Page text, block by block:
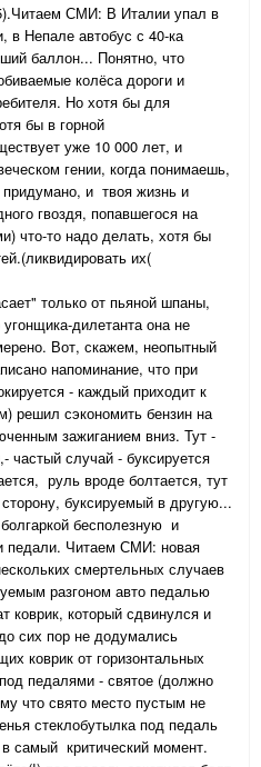
СМИ: В Италии упал в
в Непале автобус с 40-ка
баллон... Понятно, что
колёса дороги и
Но хотя бы для
бы в горной
уже 10 000 лет, и
гении, когда понимаешь,
и твоя жизнь и
гвоздя, попавшегося на
что-то надо делать, хотя бы
их(
только от пьяной шпаны,
дилетанта она не
Вот, скажем, неопытный
напоминание, что при
- каждый приходит к
решил сэкономить бензин на
зажиганием вниз. Тут -
частый случай - буксируется
руль вроде болтается, тут
буксируемый в другую...
бесполезную и
Читаем СМИ: новая
смертельных случаев
разгоном авто педалью
коврик, который сдвинулся и
сих пор не додумались
коврик от горизонтальных
педалями - святое (должно
что свято место пустым не
стеклобутылка под педаль
самый критический момент.